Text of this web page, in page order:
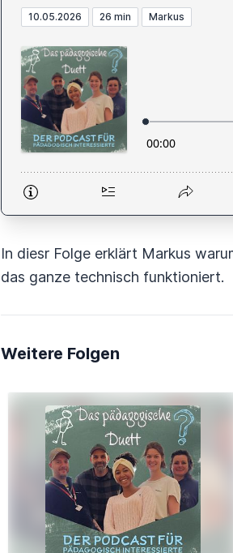
10.05.2026 26 min Markus
In diesr Folge erklärt Markus
das ganze technisch funktioniert.
Weitere Folgen